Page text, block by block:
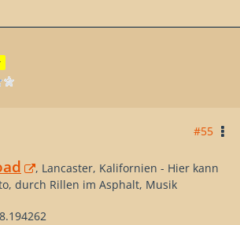
#55
, Lancaster, Kalifornien - Hier kann
durch Rillen im Asphalt, Musik